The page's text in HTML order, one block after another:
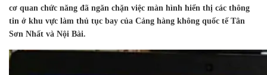
cơ quan chức năng đã ngăn chặn việc màn hình hiển thị các thông
tin ở khu vực làm thủ tục bay của Cảng hàng không quốc tế Tân
Sơn Nhất và Nội Bài.